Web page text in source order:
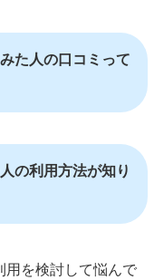
た人の口コミって
の利用方法が知り
用を検討して悩んで